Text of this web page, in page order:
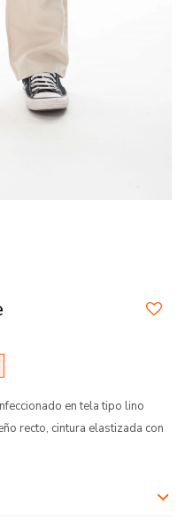
en tela tipo lino
recto, cintura elastizada con